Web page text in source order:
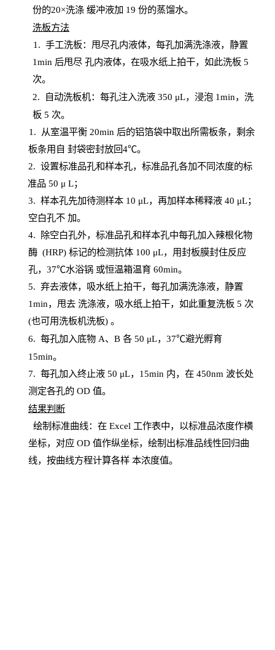
份的20×洗涤 缓冲液加 19 份的蒸馏水。
洗板方法
1. 手工洗板：甩尽孔内液体，每孔加满洗涤液，静置
1min 后甩尽 孔内液体，在吸水纸上拍干，如此洗板 5
次。
2.
自动洗板机：每孔注入洗液 350 μL，浸泡 1min，洗
板 5 次。
1 . 从室温平衡 20min 后的铝箔袋中取出所需板条，剩余
板条用自 封袋密封放回4℃。
2. 设置标准品孔和样本孔，标准品孔各加不同浓度的标
准品 50 μ L；
3. 样本孔先加待测样本 10 μL，再加样本稀释液 40 μL；
空白孔不 加。
4.
除空白孔外，标准品孔和样本孔中每孔加入辣根化物
酶 (HRP) 标记的检测抗体 100 μL，用封板膜封住反应
孔， 37℃水浴锅 或恒温箱温育60min。
5. 弃去液体，吸水纸上拍干，每孔加满洗涤液，静置
1min，甩去 洗涤液，吸水纸上拍干，如此重复洗板 5 次
(也可用洗板机洗板) 。
6. 每孔加入底物A、B 各 50 μL，37℃避光孵育
15min。
7. 每孔加入终止液 50 μL， 15min 内，在450nm 波长处
测定各孔的 OD 值。
结果判断
绘制标准曲线：在 Excel 工作表中，以标准品浓度作横
坐标，对应OD 值作纵坐标，绘制出标准品线性回归曲
线，按曲线方程计算各样 本浓度值。